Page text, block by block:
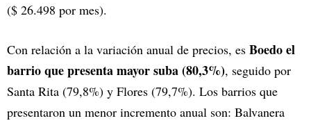
($ 26.498 por mes).
Con relación a la variación anual de precios, es Boedo el
barrio que presenta mayor suba (80,3%), seguido por
Santa Rita (79,8%) y Flores (79,7%). Los barrios que
presentaron un menor incremento anual son: Balvanera